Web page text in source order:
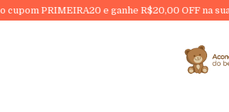
e ganhe R$20,00 OFF na sua primeira